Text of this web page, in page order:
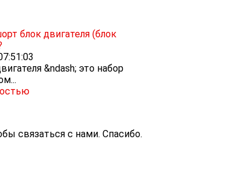
блок двигателя (блок
&ndash; это набор
связаться с нами. Спасибо.